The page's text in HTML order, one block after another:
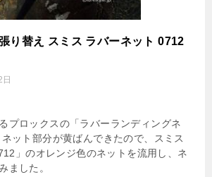
り替え スミス ラバーネット 0712
プロックスの「ラバーランディングネ
ット部分が黄ばんできたので、スミス
」のオレンジ色のネットを流用し、ネ
ました。